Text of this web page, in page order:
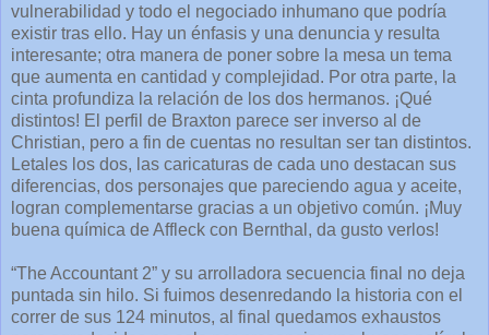
vulnerabilidad y todo el negociado inhumano que podría
existir tras ello. Hay un énfasis y una denuncia y resulta
interesante; otra manera de poner sobre la mesa un tema
que aumenta en cantidad y complejidad. Por otra parte, la
cinta profundiza la relación de los dos hermanos. ¡Qué
distintos! El perfil de Braxton parece ser inverso al de
Christian, pero a fin de cuentas no resultan ser tan distintos.
Letales los dos, las caricaturas de cada uno destacan sus
diferencias, dos personajes que pareciendo agua y aceite,
logran complementarse gracias a un objetivo común. ¡Muy
buena química de Affleck con Bernthal, da gusto verlos!
“The Accountant 2” y su arrolladora secuencia final no deja
puntada sin hilo. Si fuimos desenredando la historia con el
correr de sus 124 minutos, al final quedamos exhaustos